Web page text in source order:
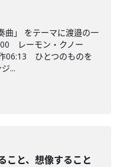
曲」 をテーマに渡邉の一
レーモン・クノー
06:13 ひとつのものを
...
こと、想像すること